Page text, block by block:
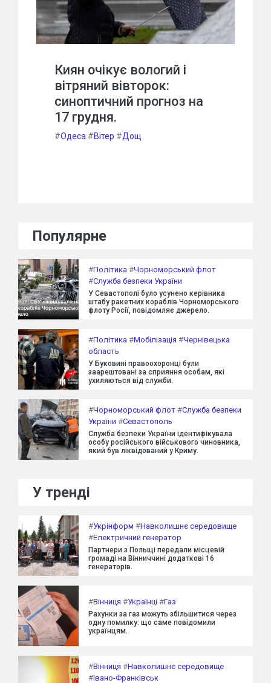
Киян очікує вологий і
вітряний вівторок:
синоптичний прогноз на
17 грудня.
#Одеса #Вітер #Дощ
Популярне
#Політика #Чорноморський флот
#Служба безпеки України
У Севастополі було усунено керівника
штабу ракетних кораблів Чорноморського
флоту Росії, повідомляє джерело.
#Політика #Мобілізація #Чернівецька
область
У Буковині правоохоронці були
заарештовані за сприяння особам, які
ухиляються від служби.
#Чорноморський флот #Служба безпеки
України #Севастополь
Служба безпеки України ідентифікувала
особу російського військового чиновника,
який був ліквідований у Криму.
У тренді
#Укрінформ #Навколишнє середовище
#Електричний генератор
Партнери з Польщі передали місцевій
громаді на Вінниччині додаткові 16
генераторів.
#Вінниця #Українці #Газ
Рахунки за газ можуть збільшитися через
одну помилку: що саме повідомили
українцям.
#Вінниця #Навколишнє середовище
#Івано-Франківськ